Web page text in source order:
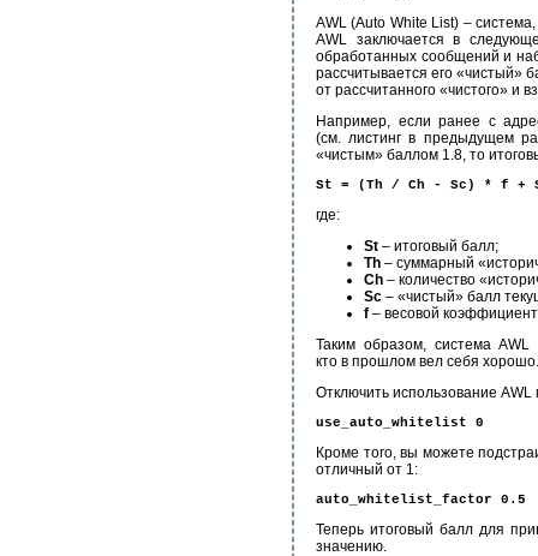
AWL (Auto White List) –
AWL заключается в
обработанных сообщений и
рассчитывается его «чистый»
от рассчитанного «чистого» и
Например, если ранее с
(см. листинг в предыдущем
«чистым» баллом 1.8, то
St = (Th / Ch - Sc) * f +
где:
St – итоговый балл;
Th – суммарный
Ch – количество
Sc – «чистый» балл
f – весовой
Таким образом, система
кто в прошлом вел себя хорошо.
Отключить использование
use_auto_whitelist 0
Кроме того, вы можете
отличный от 1:
auto_whitelist_factor 0.5
Теперь итоговый балл для
значению.